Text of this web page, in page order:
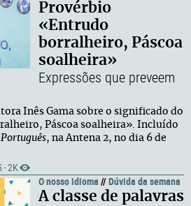
Provérbio
«Entrudo
borralheiro, Páscoa
soalheira»
Expressões que preveem
Inês Gama sobre o significado do
Páscoa soalheira». Incluído
, na Antena 2, no dia 6 de
· 2K
O nosso idioma //Dúvida da semana
A classe de palavras